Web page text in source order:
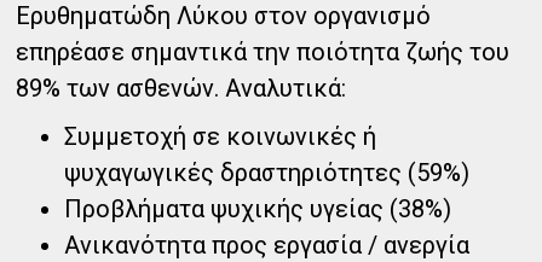
Ερυθηματώδη Λύκου στον οργανισμό
επηρέασε σημαντικά την ποιότητα ζωής του
89% των ασθενών. Αναλυτικά:
Συμμετοχή σε κοινωνικές ή
ψυχαγωγικές δραστηριότητες (59%)
Προβλήματα ψυχικής υγείας (38%)
Ανικανότητα προς εργασία / ανεργία